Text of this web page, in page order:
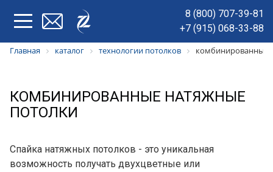
8 (800) 707-39-81
+7 (915) 068-33-88
Главная каталог технологии потолков комбинированные
КОМБИНИРОВАННЫЕ НАТЯЖНЫЕ
ПОТОЛКИ
Спайка натяжных потолков - это уникальная
возможность получать двухцветные или